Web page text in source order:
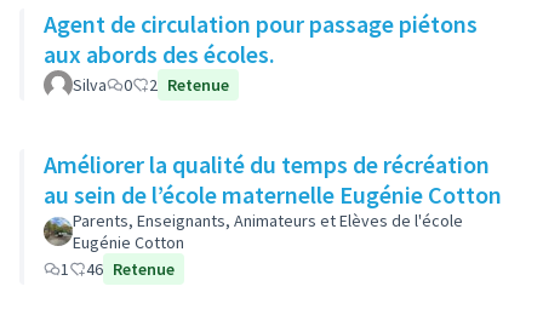
Agent de circulation pour passage piétons
aux abords des écoles.
Silva 0 2 Retenue
Améliorer la qualité du temps de récréation
au sein de l’école maternelle Eugénie Cotton
Parents, Enseignants, Animateurs et Elèves de l'école
Eugénie Cotton
1
46 Retenue